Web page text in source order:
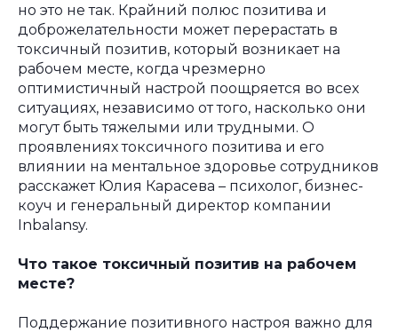
но это не так. Крайний полюс позитива и
доброжелательности может перерастать в
токсичный позитив, который возникает на
рабочем месте, когда чрезмерно
оптимистичный настрой поощряется во всех
ситуациях, независимо от того, насколько они
могут быть тяжелыми или трудными. О
проявлениях токсичного позитива и его
влиянии на ментальное здоровье сотрудников
расскажет Юлия Карасева – психолог, бизнес-
коуч и генеральный директор компании
Inbalansy.
Что такое токсичный позитив на рабочем
месте?
Поддержание позитивного настроя важно для